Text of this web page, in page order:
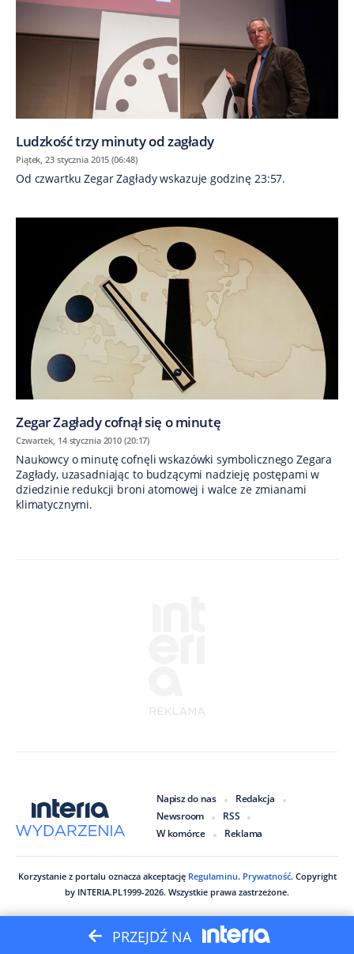
Ludzkość trzy minuty od zagłady
Piątek, 23 stycznia 2015 (06:48)
Od czwartku Zegar Zagłady wskazuje godzinę 23:57.
Zegar Zagłady cofnął się o minutę
Czwartek, 14 stycznia 2010 (20:17)
Naukowcy o minutę cofnęli wskazówki symbolicznego Zegara
Zagłady, uzasadniając to budzącymi nadzieję postępami w
dziedzinie redukcji broni atomowej i walce ze zmianami
klimatycznymi.
Napisz do nas
Redakcja
Newsroom
RSS
W komórce
Reklama
Korzystanie z portalu oznacza akceptację Regulaminu. Prywatność. Copyright
by INTERIA.PL 1999-2026. Wszystkie prawa zastrzeżone.
PRZEJDŹ NA